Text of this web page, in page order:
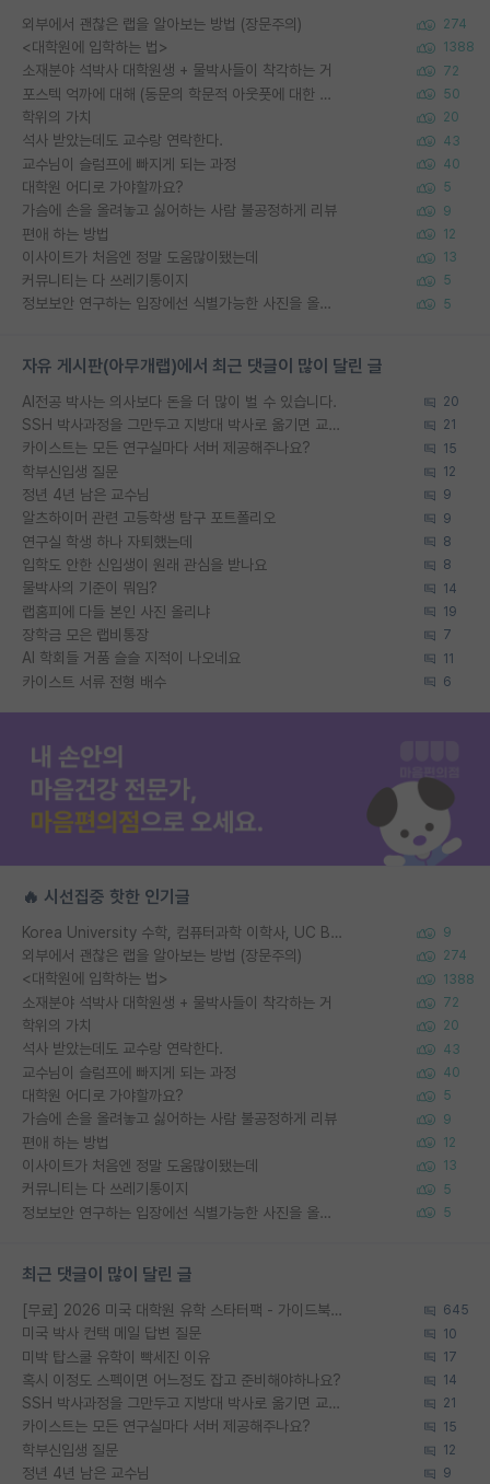
외부에서 괜찮은 랩을 알아보는 방법 (장문주의) 274
<대학원에 입학하는 법> 1388
소재분야 석박사 대학원생 + 물박사들이 착각하는 거 72
포스텍 억까에 대해 (동문의 학문적 아웃풋에 대한 반박) 50
학위의 가치 20
석사 받았는데도 교수랑 연락한다. 43
교수님이 슬럼프에 빠지게 되는 과정 40
대학원 어디로 가야할까요? 5
가슴에 손을 올려놓고 싫어하는 사람 불공정하게 리뷰 9
편애 하는 방법 12
이사이트가 처음엔 정말 도움많이됐는데 13
커뮤니티는 다 쓰레기통이지 5
정보보안 연구하는 입장에선 식별가능한 사진을 올리는건 비추이긴함 5
자유 게시판(아무개랩)에서 최근 댓글이 많이 달린 글
AI전공 박사는 의사보다 돈을 더 많이 벌 수 있습니다. 20
SSH 박사과정을 그만두고 지방대 박사로 옮기면 교수의 꿈은 끝일까요? 21
카이스트는 모든 연구실마다 서버 제공해주나요? 15
학부신입생 질문 12
정년 4년 남은 교수님 9
알츠하이머 관련 고등학생 탐구 포트폴리오 9
연구실 학생 하나 자퇴했는데 8
입학도 안한 신입생이 원래 관심을 받나요 8
물박사의 기준이 뭐임? 14
랩홈피에 다들 본인 사진 올리냐 19
장학금 모은 랩비통장 7
AI 학회들 거품 슬슬 지적이 나오네요 11
카이스트 서류 전형 배수 6
🔥 시선집중 핫한 인기글
Korea University 수학, 컴퓨터과학 이학사, UC Berkeley 산업공학 대학원 공학박사가 되는 것은 쉽지 않겠죠? 9
외부에서 괜찮은 랩을 알아보는 방법 (장문주의) 274
<대학원에 입학하는 법> 1388
소재분야 석박사 대학원생 + 물박사들이 착각하는 거 72
학위의 가치 20
석사 받았는데도 교수랑 연락한다. 43
교수님이 슬럼프에 빠지게 되는 과정 40
대학원 어디로 가야할까요? 5
가슴에 손을 올려놓고 싫어하는 사람 불공정하게 리뷰 9
편애 하는 방법 12
이사이트가 처음엔 정말 도움많이됐는데 13
커뮤니티는 다 쓰레기통이지 5
정보보안 연구하는 입장에선 식별가능한 사진을 올리는건 비추이긴함 5
최근 댓글이 많이 달린 글
[무료] 2026 미국 대학원 유학 스타터팩 - 가이드북 & 합격자 컨택메일 템플릿 645
미국 박사 컨택 메일 답변 질문 10
미박 탑스쿨 유학이 빡세진 이유 17
혹시 이정도 스펙이면 어느정도 잡고 준비해야하나요? 14
SSH 박사과정을 그만두고 지방대 박사로 옮기면 교수의 꿈은 끝일까요? 21
카이스트는 모든 연구실마다 서버 제공해주나요? 15
학부신입생 질문 12
정년 4년 남은 교수님 9